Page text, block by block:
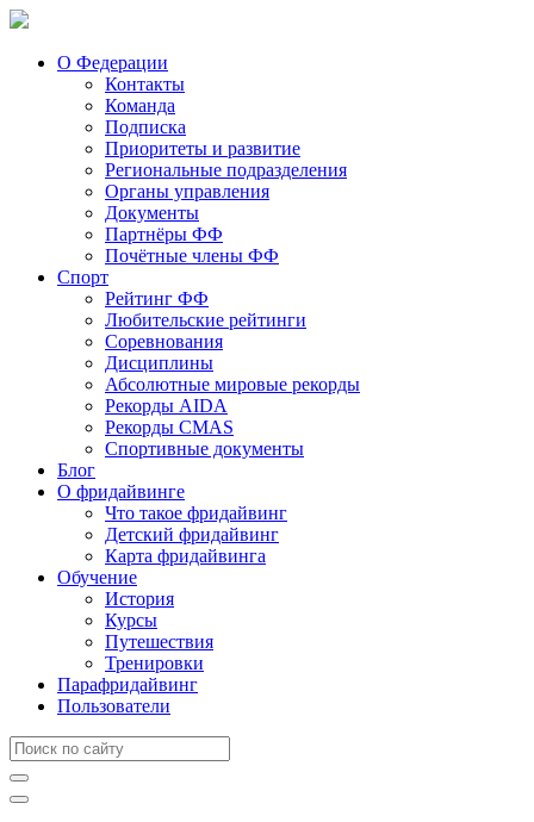
О Федерации
Контакты
Команда
Подписка
Приоритеты и развитие
Региональные подразделения
Органы управления
Документы
Партнёры ФФ
Почётные члены ФФ
Спорт
Рейтинг ФФ
Любительские рейтинги
Соревнования
Дисциплины
Абсолютные мировые рекорды
Рекорды AIDA
Рекорды CMAS
Спортивные документы
Блог
О фридайвинге
Что такое фридайвинг
Детский фридайвинг
Карта фридайвинга
Обучение
История
Курсы
Путешествия
Тренировки
Парафридайвинг
Пользователи